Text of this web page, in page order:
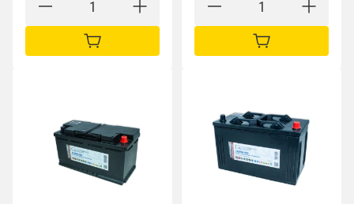
IN DEN WARENKORB IN DEN WARENKORB